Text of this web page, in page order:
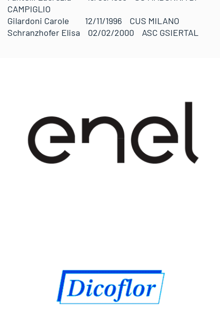
CAMPIGLIO
Gilardoni Carole 12/11/1996 CUS MILANO
Schranzhofer Elisa 02/02/2000 ASC GSIERTAL